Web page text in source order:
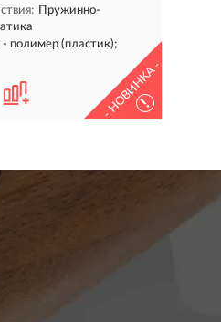
Пружинно-
полимер (пластик);
- НОВИНКА -
!